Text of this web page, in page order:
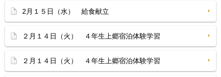
2月１５日（水） 給食献立
２月１４日（火） ４年生上郷宿泊体験学習
２月１４日（火） ４年生上郷宿泊体験学習